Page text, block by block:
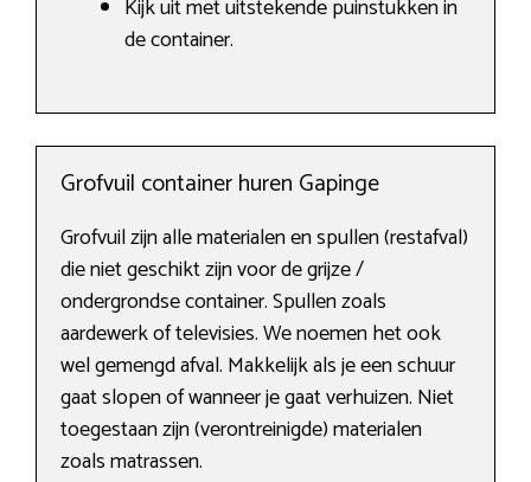
Kijk uit met uitstekende puinstukken in
de container.
Grofvuil container huren Gapinge
Grofvuil zijn alle materialen en spullen (restafval)
die niet geschikt zijn voor de grijze /
ondergrondse container. Spullen zoals
aardewerk of televisies. We noemen het ook
wel gemengd afval. Makkelijk als je een schuur
gaat slopen of wanneer je gaat verhuizen. Niet
toegestaan zijn (verontreinigde) materialen
zoals matrassen.